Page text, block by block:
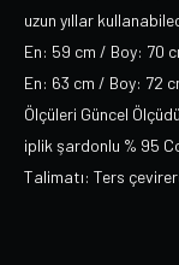
uzun yıllar
En: 59 cm / Boy: 70
En: 63 cm / Boy: 72
Ölçüleri Güncel
iplik şardonlu % 95
Talimatı: Ters